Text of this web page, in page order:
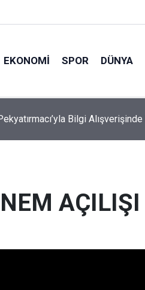
EKONOMI SPOR DÜNYA
Mağdur Kadın Kurtarıldı, 3 Kişi
AÇILIŞI